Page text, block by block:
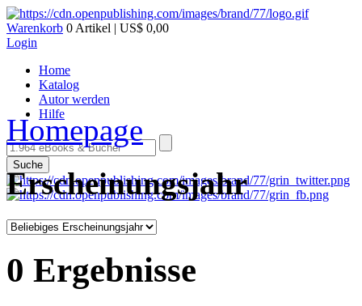
Warenkorb 0 Artikel | US$ 0,00
Login
Home
Katalog
Autor werden
Hilfe
Suche
Homepage
Erscheinungsjahr
0 Ergebnisse